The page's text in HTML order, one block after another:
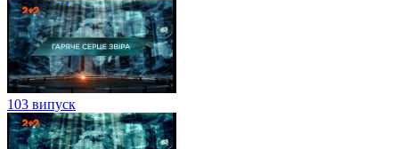
103 випуск